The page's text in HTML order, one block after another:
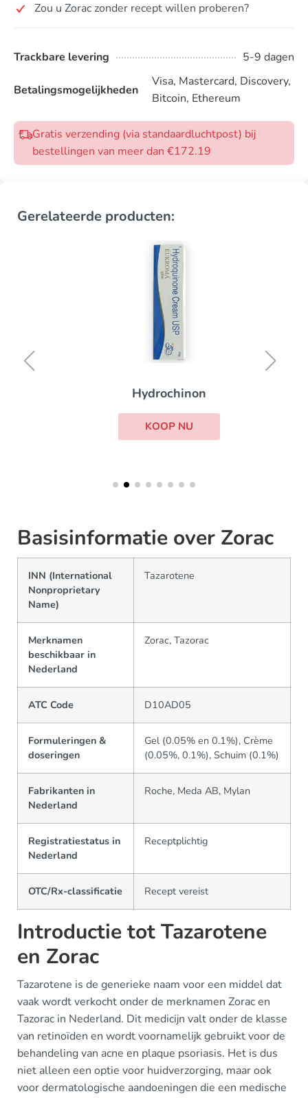
Zou u Zorac zonder recept willen proberen?
Trackbare levering 5-9 dagen
Betalingsmogelijkheden
Visa, Mastercard, Discovery,
Bitcoin, Ethereum
Gratis verzending (via standaardluchtpost) bij
bestellingen van meer dan €172.19
Gerelateerde producten:
Hydrochinon
KOOP NU
Basisinformatie over Zorac
INN (International
Nonproprietary
Name)
Tazarotene
Merknamen
beschikbaar in
Nederland
Zorac, Tazorac
ATC Code D10AD05
Formuleringen &
doseringen
Gel (0.05% en 0.1%), Crème
(0.05%, 0.1%), Schuim (0.1%)
Fabrikanten in
Nederland
Roche, Meda AB, Mylan
Registratiestatus in
Nederland
Receptplichtig
OTC/Rx-classificatie Recept vereist
Introductie tot Tazarotene
en Zorac
Tazarotene is de generieke naam voor een middel dat
vaak wordt verkocht onder de merknamen Zorac en
Tazorac in Nederland. Dit medicijn valt onder de klasse
van retinoïden en wordt voornamelijk gebruikt voor de
behandeling van acne en plaque psoriasis. Het is dus
niet alleen een optie voor huidverzorging, maar ook
voor dermatologische aandoeningen die een medische